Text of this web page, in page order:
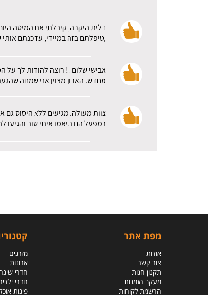
דלית היקרה, קיבלתי את המיטה
,טיפלתם בזה במיידי, עדכנתם
אבישי שלום !! רוצה להודות לך על
מחדש. הארון מצוין אני שמחה
צוות מעולה. מגיעים ללא היסוס גם
במפעל הם תיאמו איתי שוב
מפת אתר
אודות
צור קשר
תקנון חנות
מעקב הזמנות
הרשמת לקוחות
מזרנים
ארונות
חדרי שינה
חדרי
פינות אוכל